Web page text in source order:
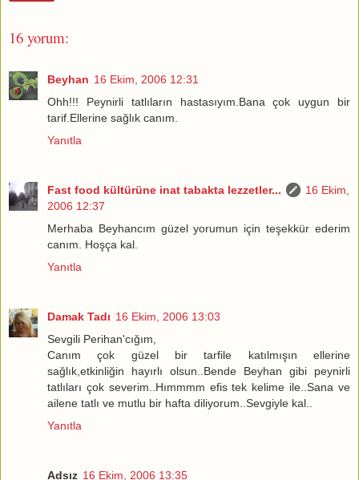
16 yorum:
Beyhan 16 Ekim, 2006 12:31
Ohh!!! Peynirli tatlıların hastasıyım.Bana çok uygun bir
tarif.Ellerine sağlık canım.
Yanıtla
Fast food kültürüne inat tabakta lezzetler...
16 Ekim,
2006 12:37
Merhaba Beyhancım güzel yorumun için teşekkür ederim
canım. Hoşça kal.
Yanıtla
Damak Tadı 16 Ekim, 2006 13:03
Sevgili Perihan'cığım,
Canım çok güzel bir tarfile katılmışın ellerine
sağlık,etkinliğin hayırlı olsun..Bende Beyhan gibi peynirli
tatlıları çok severim..Hımmmm efis tek kelime ile..Sana ve
ailene tatlı ve mutlu bir hafta diliyorum..Sevgiyle kal..
Yanıtla
Adsız 16 Ekim, 2006 13:35